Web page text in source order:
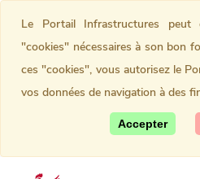
Le Portail Infrastructures
"cookies" nécessaires à son bon
ces "cookies", vous autorisez le
vos données de navigation à des
Accepter